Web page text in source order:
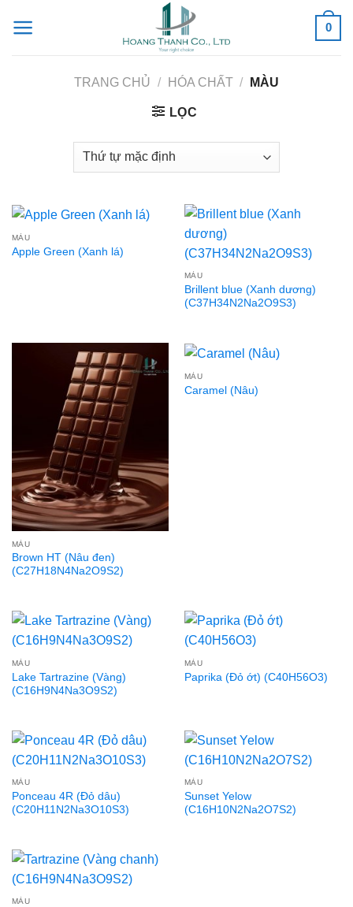
0
TRANG CHỦ / HÓA CHẤT / MÀU
LỌC
MÀU
Apple Green (Xanh lá)
MÀU
Brillent blue (Xanh dương)
(C37H34N2Na2O9S3)
MÀU
Brown HT (Nâu đen)
(C27H18N4Na2O9S2)
MÀU
Caramel (Nâu)
MÀU
Lake Tartrazine (Vàng)
(C16H9N4Na3O9S2)
MÀU
Paprika (Đỏ ớt) (C40H56O3)
MÀU
Ponceau 4R (Đỏ dâu)
(C20H11N2Na3O10S3)
MÀU
Sunset Yelow
(C16H10N2Na2O7S2)
MÀU